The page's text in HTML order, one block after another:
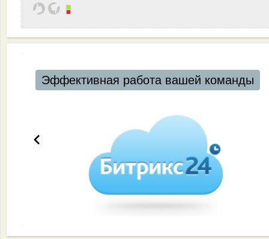
Эффективная работа вашей команды